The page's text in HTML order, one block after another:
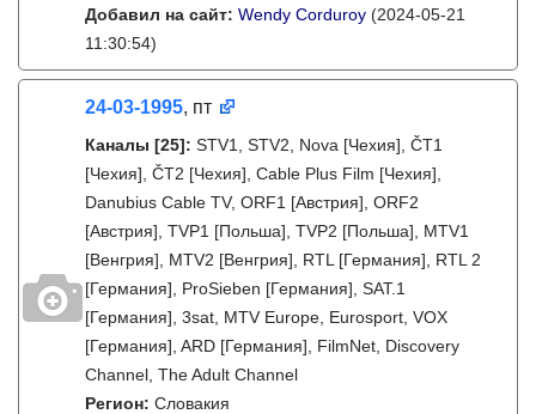
Добавил на сайт: Wendy Corduroy (2024-05-21
11:30:54)
24-03-1995, пт
Каналы [25]: STV1, STV2, Nova [Чехия], ČT1
[Чехия], ČT2 [Чехия], Cable Plus Film [Чехия],
Danubius Cable TV, ORF1 [Австрия], ORF2
[Австрия], TVP1 [Польша], TVP2 [Польша], MTV1
[Венгрия], MTV2 [Венгрия], RTL [Германия], RTL 2
[Германия], ProSieben [Германия], SAT.1
[Германия], 3sat, MTV Europe, Eurosport, VOX
[Германия], ARD [Германия], FilmNet, Discovery
Channel, The Adult Channel
Регион: Словакия